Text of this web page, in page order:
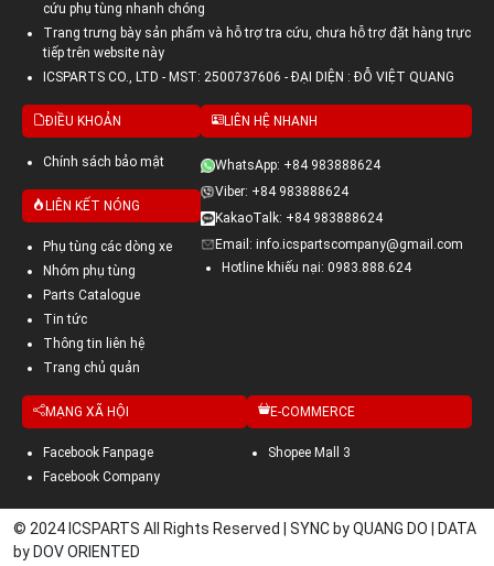
cứu phụ tùng nhanh chóng
Trang trưng bày sản phẩm và hỗ trợ tra cứu, chưa hỗ trợ đặt hàng trực
tiếp trên website này
ICSPARTS CO., LTD - MST: 2500737606 - ĐẠI DIỆN : ĐỖ VIỆT QUANG
ĐIỀU KHOẢN
Chính sách bảo mật
LIÊN KẾT NÓNG
Phụ tùng các dòng xe
Nhóm phụ tùng
Parts Catalogue
Tin tức
Thông tin liên hệ
Trang chủ quản
LIÊN HỆ NHANH
WhatsApp: +84 983888624
Viber: +84 983888624
KakaoTalk: +84 983888624
Email: info.icspartscompany@gmail.com
Hotline khiếu nại: 0983.888.624
MẠNG XÃ HỘI
Facebook Fanpage
Facebook Company
E-COMMERCE
Shopee Mall 3
© 2024 ICSPARTS All Rights Reserved | SYNC by QUANG DO | DATA
by DOV ORIENTED